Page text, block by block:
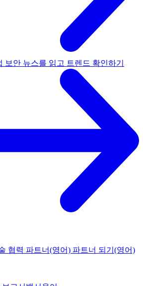
보안 뉴스를 읽고 트렌드 확인하기
협력 파트너(영어) 파트너 되기(영어)